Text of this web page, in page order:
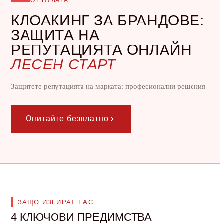
КЛОАКИНГ ЗА БРАНДОВЕ:
ЗАЩИТА НА
РЕПУТАЦИЯТА ОНЛАЙН
ЛЕСЕН СТАРТ
Защитете репутацията на марката: професионални решения
Опитайте безплатно
ЗАЩО ИЗБИРАТ НАС
4 КЛЮЧОВИ ПРЕДИМСТВА